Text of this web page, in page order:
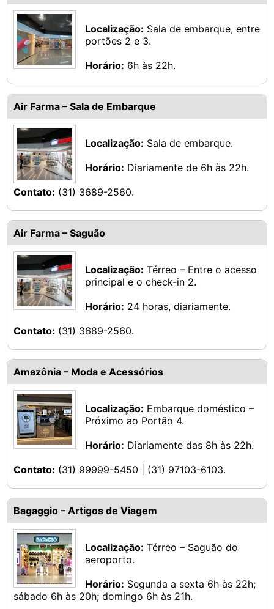
Localização: Sala de embarque, entre
portões 2 e 3.
Horário: 6h às 22h.
Air Farma – Sala de Embarque
Localização: Sala de embarque.
Horário: Diariamente de 6h às 22h.
Contato: (31) 3689-2560.
Air Farma – Saguão
Localização: Térreo – Entre o acesso
principal e o check-in 2.
Horário: 24 horas, diariamente.
Contato: (31) 3689-2560.
Amazônia – Moda e Acessórios
Localização: Embarque doméstico –
Próximo ao Portão 4.
Horário: Diariamente das 8h às 22h.
Contato: (31) 99999-5450 | (31) 97103-6103.
Bagaggio – Artigos de Viagem
Localização: Térreo – Saguão do
aeroporto.
Horário: Segunda a sexta 6h às 22h;
sábado 6h às 20h; domingo 6h às 21h.